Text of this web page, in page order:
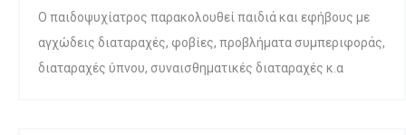
Ο παιδοψυχίατρος παρακολουθεί παιδιά και εφήβους με
αγχώδεις διαταραχές, φοβίες, προβλήματα συμπεριφοράς,
διαταραχές ύπνου, συναισθηματικές διαταραχές κ.α